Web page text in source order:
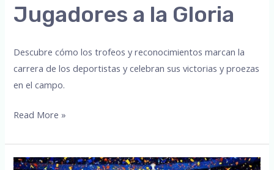
Jugadores a la Gloria
Descubre cómo los trofeos y reconocimientos marcan la
carrera de los deportistas y celebran sus victorias y proezas
en el campo.
Triunfos
Reconocimientos:
El
Read More »